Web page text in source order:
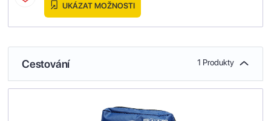
UKÁZAT MOŽNOSTI
Cestování 1 Produkty